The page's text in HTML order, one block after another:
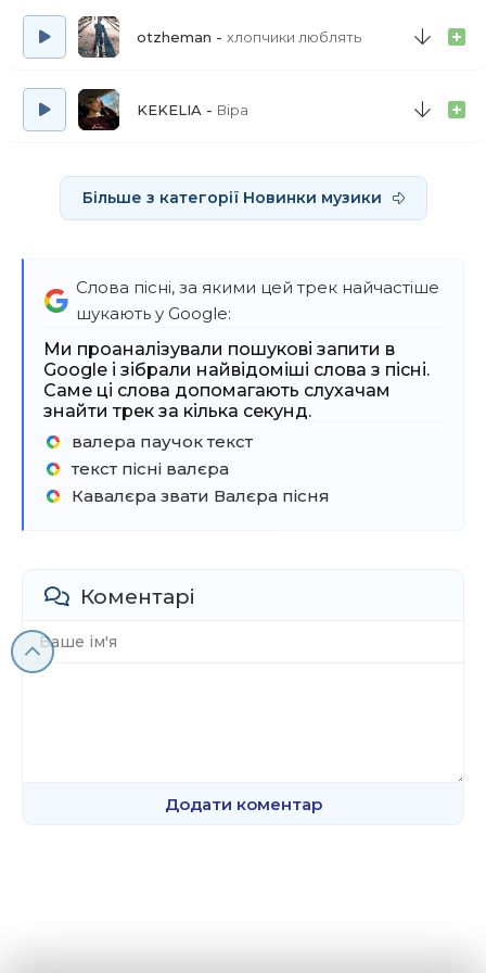
otzheman хлопчики люблять
KEKELIA Віра
Більше з категорії Новинки музики
Слова пісні, за якими цей трек найчастіше
шукають у Google:
Ми проаналізували пошукові запити в
Google і зібрали найвідоміші слова з пісні.
Саме ці слова допомагають слухачам
знайти трек за кілька секунд.
валера паучок текст
текст пісні валєра
Кавалєра звати Валєра пісня
Коментарі
Додати коментар